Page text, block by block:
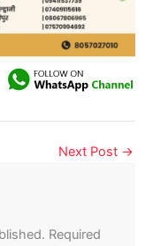
Next Post →
Required